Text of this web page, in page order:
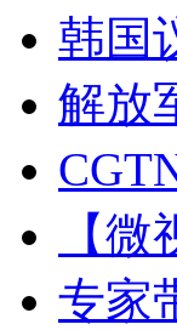
韩国
解放
【
专家